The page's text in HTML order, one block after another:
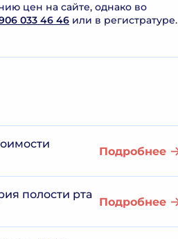
цен на сайте, однако во
033 46 46 или в регистратуре.
Подробнее
полости рта
Подробнее